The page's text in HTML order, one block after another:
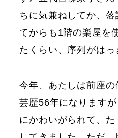
ちに気兼ねしてか、
てからも1階の楽屋を
たくらい、序列がはっ
今年、あたしは前座
芸歴56年になります
にかわいがられて、